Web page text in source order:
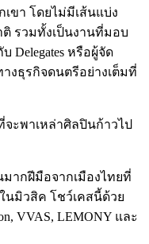
ขา โดยไม่มีเส้นแบ่ง
รวมทั้งเป็นงานที่มอบ
Delegates หรือผู้จัด
งธุรกิจดนตรีอย่างเต็มที่
ากฝีมือจากเมืองไทยที่
นมิวสิค โชว์เคสนี้ด้วย
VVAS, LEMONY และ